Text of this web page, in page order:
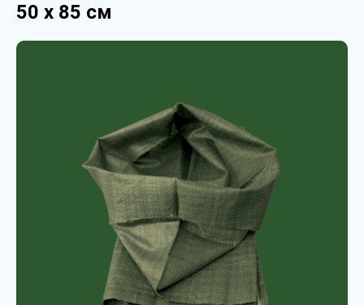
50 х 85 см